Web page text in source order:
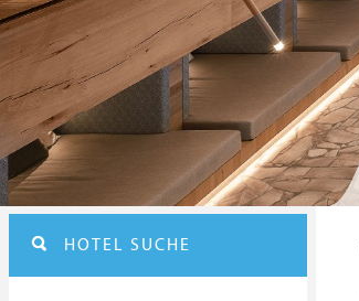
HOTEL SUCHE